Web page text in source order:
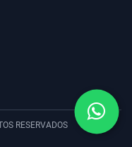
RESERVADOS